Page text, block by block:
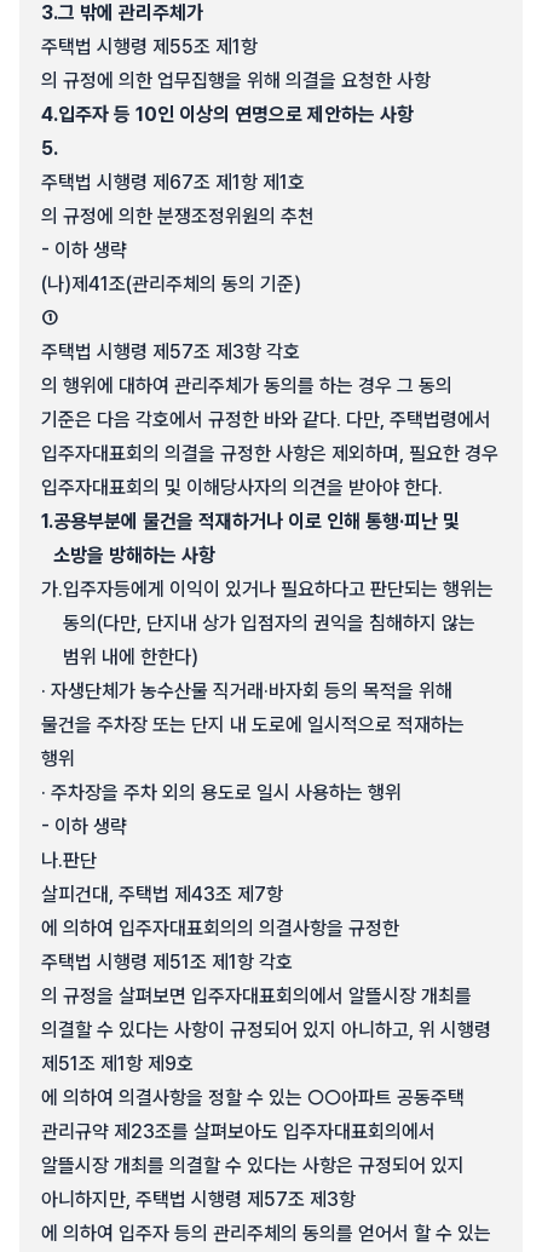
3.그 밖에 관리주체가
주택법 시행령 제55조 제1항
의 규정에 의한 업무집행을 위해 의결을 요청한 사항
4.입주자 등 10인 이상의 연명으로 제안하는 사항
5.
주택법 시행령 제67조 제1항 제1호
의 규정에 의한 분쟁조정위원의 추천
- 이하 생략
(나)제41조(관리주체의 동의 기준)
①
주택법 시행령 제57조 제3항 각호
의 행위에 대하여 관리주체가 동의를 하는 경우 그 동의
기준은 다음 각호에서 규정한 바와 같다. 다만, 주택법령에서
입주자대표회의 의결을 규정한 사항은 제외하며, 필요한 경우
입주자대표회의 및 이해당사자의 의견을 받아야 한다.
1.공용부분에 물건을 적재하거나 이로 인해 통행·피난 및
소방을 방해하는 사항
가.입주자등에게 이익이 있거나 필요하다고 판단되는 행위는
동의(다만, 단지내 상가 입점자의 권익을 침해하지 않는
범위 내에 한한다)
· 자생단체가 농수산물 직거래·바자회 등의 목적을 위해
물건을 주차장 또는 단지 내 도로에 일시적으로 적재하는
행위
· 주차장을 주차 외의 용도로 일시 사용하는 행위
- 이하 생략
나.판단
살피건대, 주택법 제43조 제7항
에 의하여 입주자대표회의의 의결사항을 규정한
주택법 시행령 제51조 제1항 각호
의 규정을 살펴보면 입주자대표회의에서 알뜰시장 개최를
의결할 수 있다는 사항이 규정되어 있지 아니하고, 위 시행령
제51조 제1항 제9호
에 의하여 의결사항을 정할 수 있는 ○○아파트 공동주택
관리규약 제23조를 살펴보아도 입주자대표회의에서
알뜰시장 개최를 의결할 수 있다는 사항은 규정되어 있지
아니하지만, 주택법 시행령 제57조 제3항
에 의하여 입주자 등의 관리주체의 동의를 얻어서 할 수 있는